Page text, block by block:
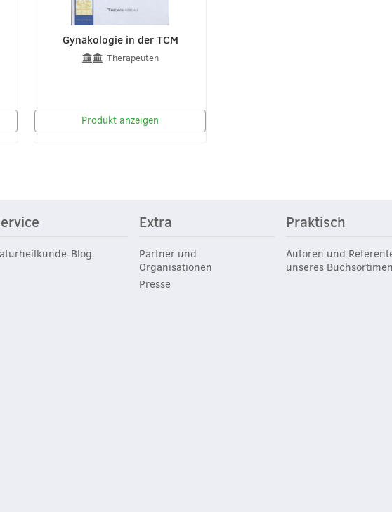
Gynäkologie in der TCM
Therapeuten
Produkt anzeigen
Blog
Extra
Partner und
Organisationen
Presse
Praktisch
Autoren und
unseres